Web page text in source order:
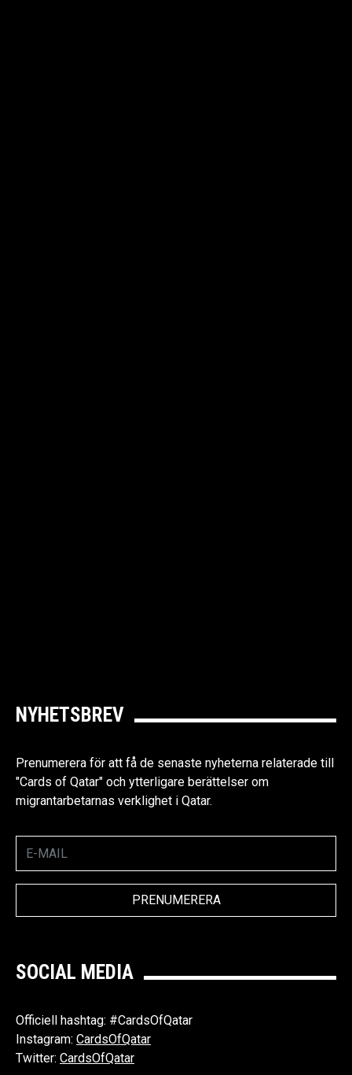
NYHETSBREV
Prenumerera för att få de senaste nyheterna relaterade till
"Cards of Qatar" och ytterligare berättelser om
migrantarbetarnas verklighet i Qatar.
SOCIAL MEDIA
Officiell hashtag: #CardsOfQatar
Instagram: CardsOfQatar
Twitter: CardsOfQatar